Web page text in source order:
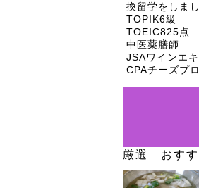
換留学をしま
TOPIK6級
TOEIC825点
中医薬膳師
JSAワインエ
CPAチーズプ
厳選 おすす